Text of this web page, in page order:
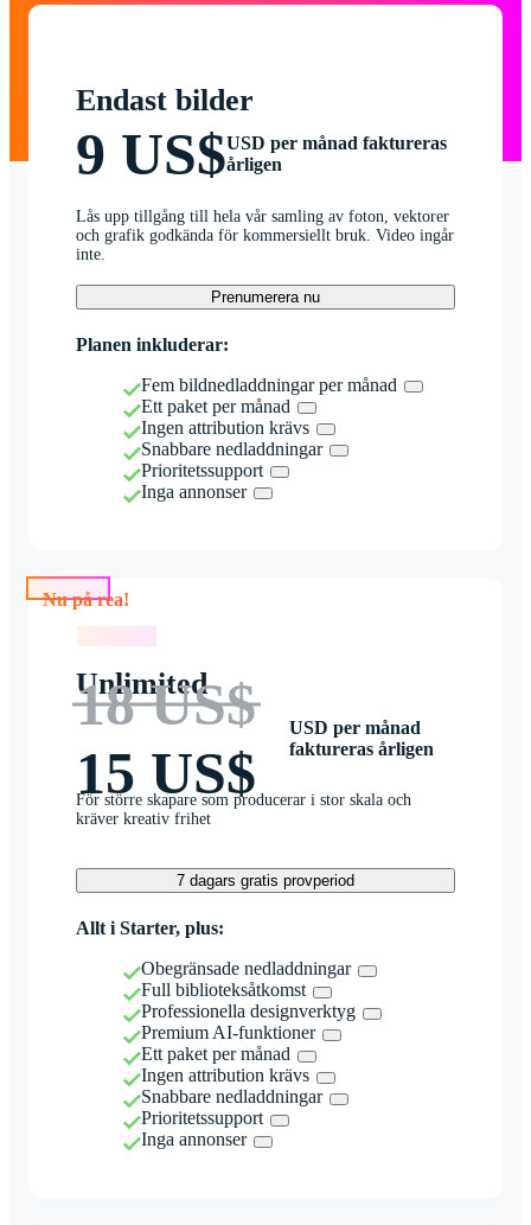
Endast bilder
9 US$USD per månad faktureras
årligen
Lås upp tillgång till hela vår samling av foton, vektorer
och grafik godkända för kommersiellt bruk. Video ingår
inte.
Prenumerera nu
Planen inkluderar:
Fem bildnedladdningar per månad
Ett paket per månad
Ingen attribution krävs
Snabbare nedladdningar
Prioritetssupport
Inga annonser
Nu på rea!
Unlimited
18 US$
15 US$
USD per månad
faktureras årligen
För större skapare som producerar i stor skala och
kräver kreativ frihet
7 dagars gratis provperiod
Allt i Starter, plus:
Obegränsade nedladdningar
Full biblioteksåtkomst
Professionella designverktyg
Premium AI-funktioner
Ett paket per månad
Ingen attribution krävs
Snabbare nedladdningar
Prioritetssupport
Inga annonser